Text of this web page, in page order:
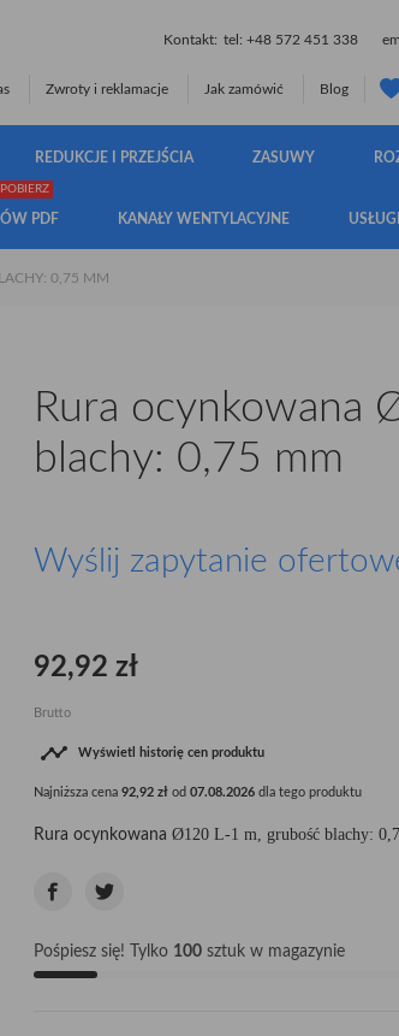
Kontakt: tel: +48 572 451 338
Zwroty i reklamacje Jak zamówić Blog
REDUKCJE I PRZEJŚCIA ZASUWY
PDF
POBIERZ
KANAŁY WENTYLACYJNE USŁUGI
0,75 MM
Rura ocynkowana
blachy: 0,75 mm
Wyślij zapytanie
92,92 zł
Brutto
 Wyświetl historię cen produktu
Najniższa cena 92,92 zł od 07.08.2026 dla tego produktu
Rura ocynkowana Ø120 L-1 m, grubość blachy:
Pośpiesz się! Tylko 100 sztuk w magazynie